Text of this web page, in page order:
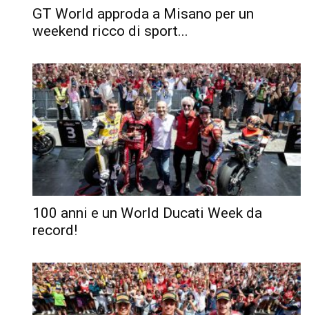
GT World approda a Misano per un
weekend ricco di sport...
100 anni e un World Ducati Week da
record!